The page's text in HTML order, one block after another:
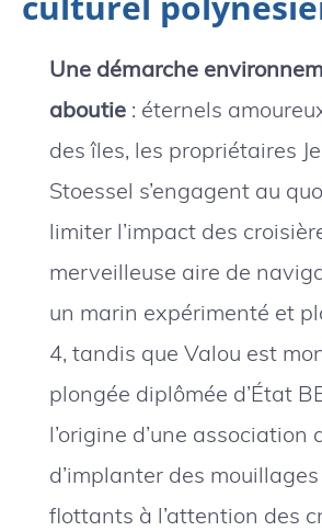
Une démarche
aboutie : éternels
des îles, les propriétaires
Stoessel s’engagent au
limiter l’impact des
merveilleuse aire de
un marin expérimenté et
4, tandis que Valou est
plongée diplômée d’État
l’origine d’une association
d’implanter des
flottants à l’attention des